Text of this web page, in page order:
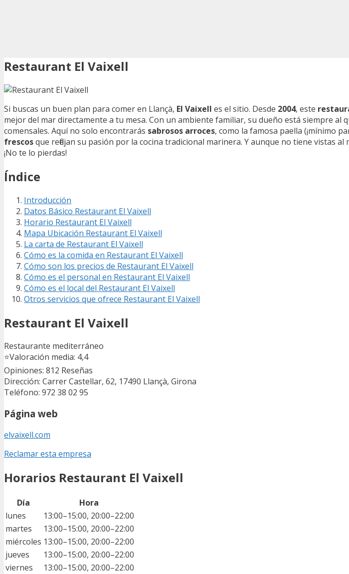
Restaurant El Vaixell
Si buscas un buen plan para comer en Llançà, El Vaixell es el sitio. Desde 2004, este
mejor del mar directamente a tu mesa. Con un ambiente familiar, su dueño está siempre al
comensales. Aquí no solo encontrarás sabrosos arroces, como la famosa paella (¡mínimo
frescosque reflejan su pasión por la cocina tradicional marinera. Y aunque no tiene vistas
¡No te lo pierdas!
Índice
Introducción
Datos Básico Restaurant El Vaixell
Horario Restaurant El Vaixell
Mapa Ubicación Restaurant El Vaixell
La carta de Restaurant El Vaixell
Cómo es la comida en Restaurant El Vaixell
Cómo son los precios de Restaurant El Vaixell
Cómo es el personal en Restaurant El Vaixell
Cómo es el local del Restaurant El Vaixell
Otros servicios que ofrece Restaurant El Vaixell
Restaurant El Vaixell
Restaurante mediterráneo
⭐Valoración media: 4,4
Opiniones: 812 Reseñas
Dirección: Carrer Castellar, 62, 17490 Llançà, Girona
Teléfono: 972 38 02 95
Página web
elvaixell.com
Reclamar esta empresa
Horarios Restaurant El Vaixell
Día
Hora
lunes
13:00–15:00, 20:00–22:00
martes
13:00–15:00, 20:00–22:00
miércoles 13:00–15:00, 20:00–22:00
jueves
13:00–15:00, 20:00–22:00
viernes
13:00–15:00, 20:00–22:00